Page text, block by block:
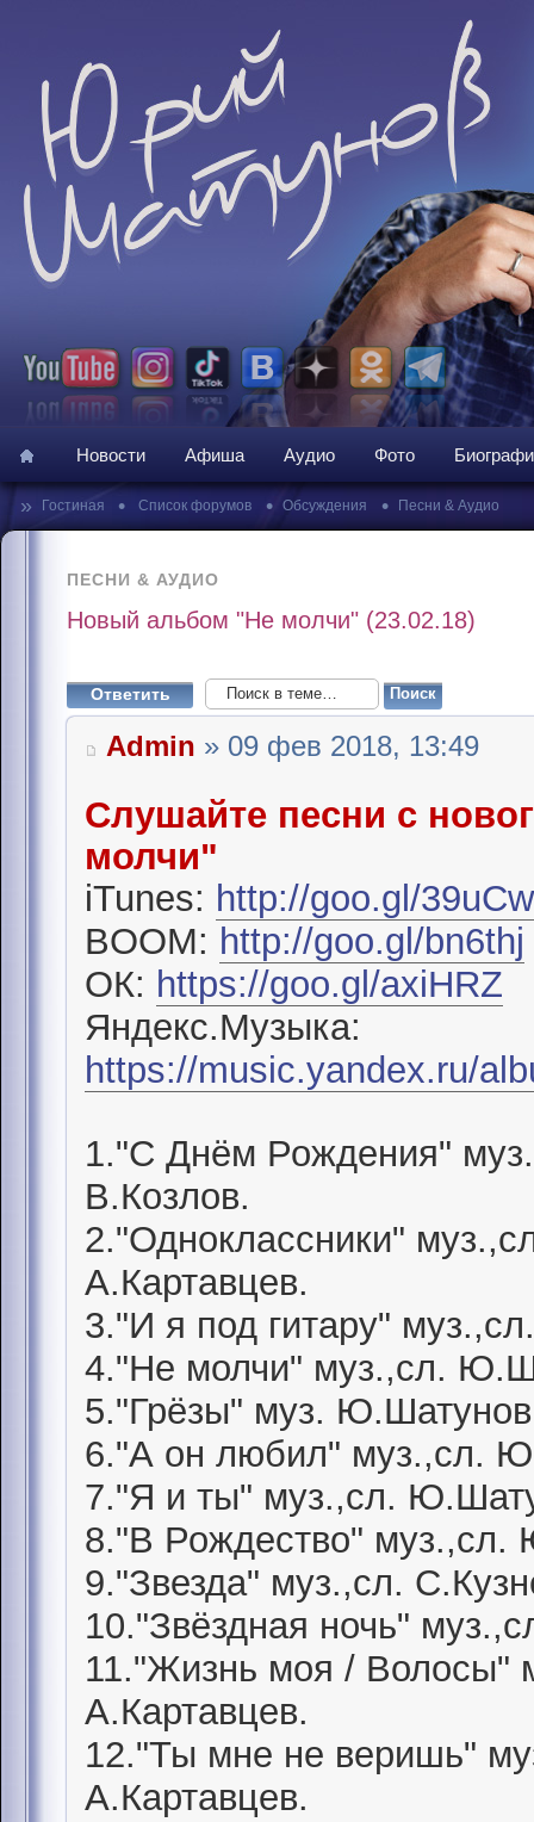
Новости Афиша Аудио Фото
» Гостиная • Список форумов • Обсуждения • Песни & Аудио
ПЕСНИ & АУДИО
Новый альбом "Не молчи" (23.02.18)
Ответить
Admin » 09 фев 2018, 13:49
Слушайте песни с
молчи"
iTunes: http://goo.gl/
BOOM: http://goo.gl/bn6thj
ОК: https://goo.gl/axiHRZ
Яндекс.Музыка:
https://music.yandex.ru/
1."С Днём Рождения"
В.Козлов.
2."Одноклассники"
А.Картавцев.
3."И я под гитару"
4."Не молчи" муз.,сл.
5."Грёзы" муз.
6."А он любил" муз.,сл.
7."Я и ты" муз.,сл.
8."В Рождество"
9."Звезда" муз.,сл.
10."Звёздная ночь"
11."Жизнь моя / Волосы"
А.Картавцев.
12."Ты мне не веришь"
А.Картавцев.